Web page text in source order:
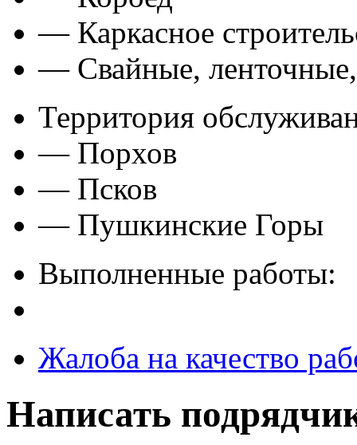
— Каркасное
— Свайные,
Территория
— Порхов
— Псков
— Пушкинские Горы
Выполненные работы:
Жалоба на качество
Написать